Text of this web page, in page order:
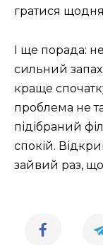
гратися
І ще порада:
сильний
краще
проблема не
підібраний
спокій.
зайвий раз, що